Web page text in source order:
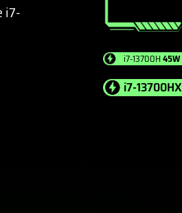
i7-
i7-13700H45W
i7-13700HX